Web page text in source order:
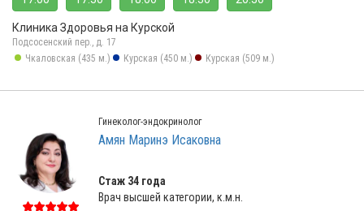
Клиника Здоровья на Курской
Подсосенский пер., д. 17
Чкаловская (435 м.)
Курская (450 м.) Курская (509 м.)
Гинеколог-эндокринолог
Амян Маринэ Исаковна
Стаж 34 года
Врач высшей категории, к.м.н.